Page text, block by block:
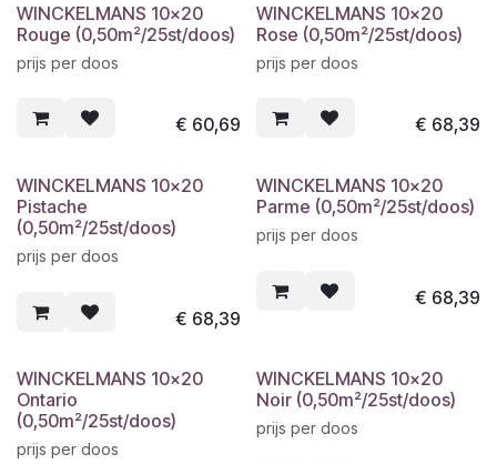
WINCKELMANS 10x20
Rouge (0,50m²/25st/doos)
prijs per doos
€ 60,69
WINCKELMANS 10x20
Rose (0,50m²/25st/doos)
prijs per doos
€ 68,39
WINCKELMANS 10x20
Pistache
(0,50m²/25st/doos)
prijs per doos
€ 68,39
WINCKELMANS 10x20
Parme (0,50m²/25st/doos)
prijs per doos
€ 68,39
WINCKELMANS 10x20
Ontario
(0,50m²/25st/doos)
prijs per doos
WINCKELMANS 10x20
Noir (0,50m²/25st/doos)
prijs per doos